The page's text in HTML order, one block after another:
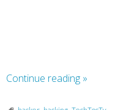
Continue reading »